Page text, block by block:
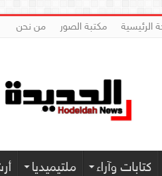
الرئيسية مكتبة الصور
من نحن
كتابات وآراء ملتيميديا